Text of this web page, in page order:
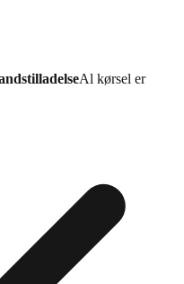
Al kørsel er